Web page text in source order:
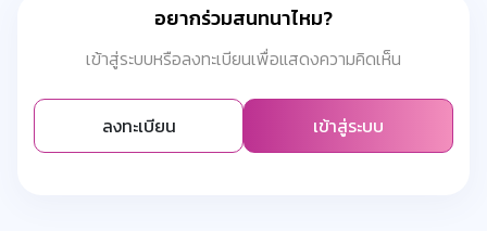
อยากร่วมสนทนาไหม?
เข้าสู่ระบบหรือลงทะเบียนเพื่อแสดงความคิดเห็น
ลงทะเบียน เข้าสู่ระบบ